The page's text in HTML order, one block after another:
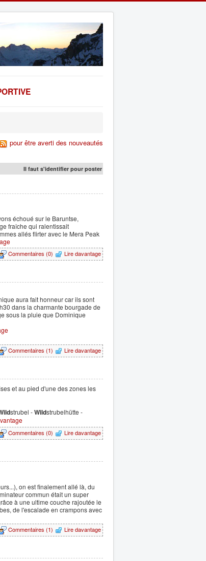
pour être averti des nouveautés
Il faut s'identifier pour poster
échoué sur le Baruntse,
fraîche qui ralentissait
allés flirter avec le Mera Peak
Commentaires (0) Lire davantage
aura fait honneur car ils sont
dans la charmante bourgade de
sous la pluie que Dominique
Commentaires (1) Lire davantage
et au pied d'une des zones les
strubel -Wildstrubelhütte -
Commentaires (0) Lire davantage
on est finalement allé là, du
commun était un super
à une ultime couche rajoutée le
de l'escalade en crampons avec
Commentaires (1) Lire davantage